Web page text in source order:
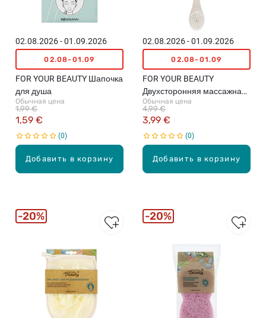
Добавить в корзину
02.08.2026 - 01.09.2026
02.08-01.09
FOR YOUR BEAUTY Шапочка
для душа
Обычная цена
1,59 €
1,99 €
0
Добавить в корзину
02.08.2026 - 01.09.2026
02.08-01.09
FOR YOUR BEAUTY
Двухсторонняя массажная
щётка, 1 шт.
Обычная цена
3,99 €
4,99 €
0
20% 20%